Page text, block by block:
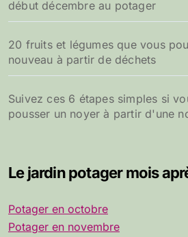
début décembre au potager
20 fruits et légumes que vous
nouveau à partir de déchets
Suivez ces 6 étapes simples si
pousser un noyer à partir d'une
Le jardin potager mois
Potager en octobre
Potager en novembre